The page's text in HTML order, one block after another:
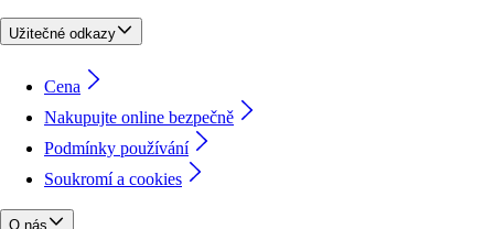
Užitečné odkazy
Cena
Nakupujte online bezpečně
Podmínky používání
Soukromí a cookies
O nás